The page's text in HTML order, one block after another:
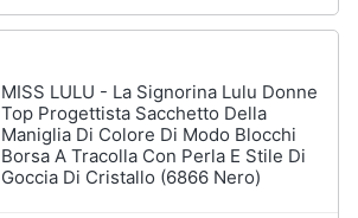
MISS LULU - La Signorina Lulu Donne
Top Progettista Sacchetto Della
Maniglia Di Colore Di Modo Blocchi
Borsa A Tracolla Con Perla E Stile Di
Goccia Di Cristallo (6866 Nero)